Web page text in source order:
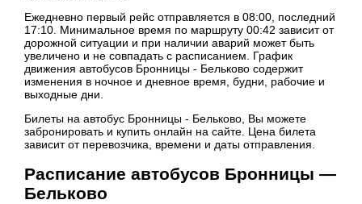
Ежедневно первый рейс отправляется в 08:00, последний
17:10. Минимальное время по маршруту 00:42 зависит от
дорожной ситуации и при наличии аварий может быть
увеличено и не совпадать с расписанием. График
движения автобусов Бронницы - Бельково содержит
изменения в ночное и дневное время, будни, рабочие и
выходные дни.
Билеты на автобус Бронницы - Бельково, Вы можете
забронировать и купить онлайн на сайте. Цена билета
зависит от перевозчика, времени и даты отправления.
Расписание автобусов Бронницы —
Бельково